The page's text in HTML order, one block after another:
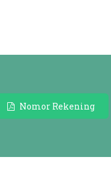
Nomor Rekening